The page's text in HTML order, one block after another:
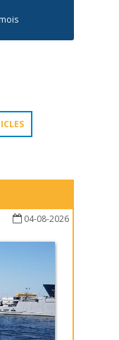
04-08-2026